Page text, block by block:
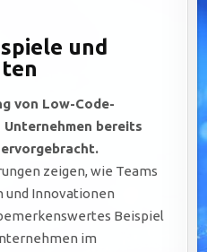
und
von Low-Code-
bereits
zeigen, wie Teams
Innovationen
Beispiel
im